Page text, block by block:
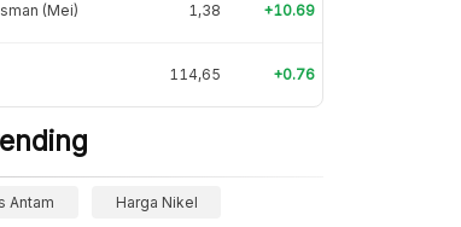
(Mei) 1,38 +10.69
114,65 +0.76
Antam Harga Nikel